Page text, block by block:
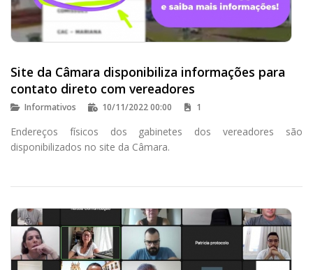
Site da Câmara disponibiliza informações para
contato direto com vereadores
Informativos 10/11/2022 00:00 1
Endereços físicos dos gabinetes dos vereadores são
disponibilizados no site da Câmara.